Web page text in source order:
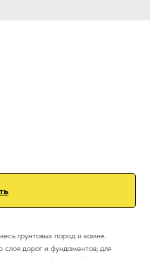
грунтовых пород и камня.
слоя дорог и фундаментов; для